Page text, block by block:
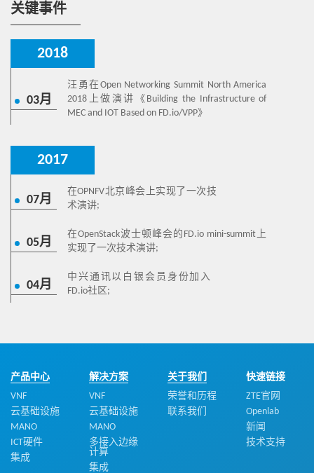
关键事件
2018
03月
汪勇在Open Networking Summit North America
2018上做演讲《Building the Infrastructure of
MEC and IOT Based on FD.io/VPP》
2017
07月
在OPNFV北京峰会上实现了一次技
术演讲;
05月
在OpenStack波士顿峰会的FD.io mini-summit上
实现了一次技术演讲;
04月
中兴通讯以白银会员身份加入
FD.io社区;
产品中心
VNF
云基础设施
MANO
ICT硬件
集成
解决方案
VNF
云基础设施
MANO
多接入边缘
计算
集成
关于我们
荣誉和历程
联系我们
快速链接
ZTE官网
Openlab
新闻
技术支持